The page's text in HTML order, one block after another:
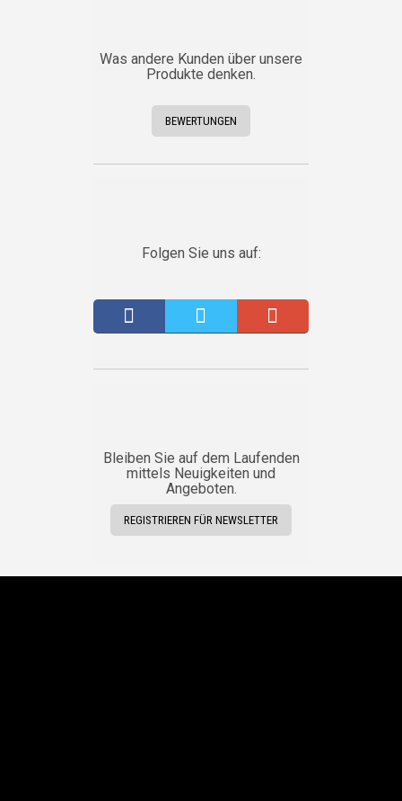
Was andere Kunden über unsere
Produkte denken.
BEWERTUNGEN
Folgen Sie uns auf:
Bleiben Sie auf dem Laufenden
mittels Neuigkeiten und
Angeboten.
REGISTRIEREN FÜR NEWSLETTER